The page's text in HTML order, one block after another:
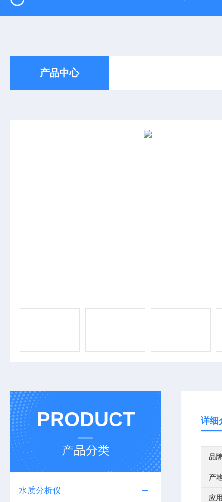
产品中心
PRODUCT
产品分类
水质分析仪
详细
品牌
产
应